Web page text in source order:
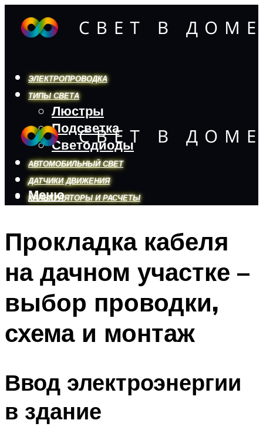
ЭЛЕКТРОПРОВОДКА
ТИПЫ СВЕТА
Люстры
Подсветка
Светодиоды
АВТОМОБИЛЬНЫЙ СВЕТ
ДАТЧИКИ ДВИЖЕНИЯ
КАЛЬКУЛЯТОРЫ И РАСЧЕТЫ
Меню
Меню
Прокладка кабеля
на дачном участке –
выбор проводки,
схема и монтаж
Ввод электроэнергии
в здание